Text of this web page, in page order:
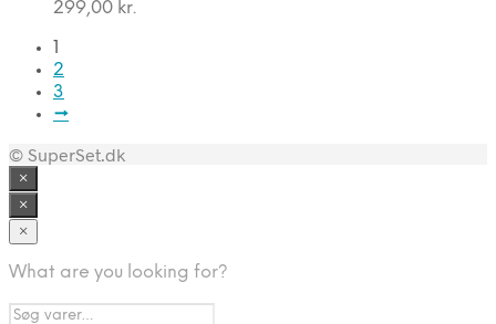
299,00 kr.
1
2
3
→
© SuperSet.dk
×
×
×
What are you looking for?